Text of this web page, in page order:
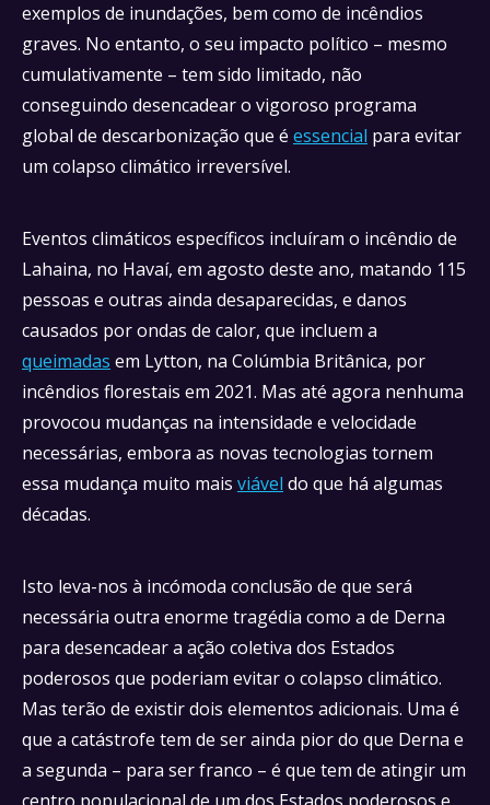
exemplos de inundações, bem como de incêndios
graves. No entanto, o seu impacto político – mesmo
cumulativamente – tem sido limitado, não
conseguindo desencadear o vigoroso programa
global de descarbonização que é essencial para evitar
um colapso climático irreversível.
Eventos climáticos específicos incluíram o incêndio de
Lahaina, no Havaí, em agosto deste ano, matando 115
pessoas e outras ainda desaparecidas, e danos
causados por ondas de calor, que incluem a
queimadas em Lytton, na Colúmbia Britânica, por
incêndios florestais em 2021. Mas até agora nenhuma
provocou mudanças na intensidade e velocidade
necessárias, embora as novas tecnologias tornem
essa mudança muito mais viável do que há algumas
décadas.
Isto leva-nos à incómoda conclusão de que será
necessária outra enorme tragédia como a de Derna
para desencadear a ação coletiva dos Estados
poderosos que poderiam evitar o colapso climático.
Mas terão de existir dois elementos adicionais. Uma é
que a catástrofe tem de ser ainda pior do que Derna e
a segunda – para ser franco – é que tem de atingir um